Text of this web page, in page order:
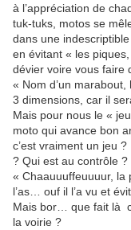
à l’appréciation de
tuk-tuks, motos se
dans une
en évitant « les
dévier voire vous faire
« Nom d’un
3 dimensions, car il
Mais pour nous le «
moto qui avance bon
c’est vraiment un jeu
? Qui est au contrôle ?
« Chaauuuffeuuuur, la
l’as… ouf il l’a vu et
Mais bor… que fait là
la voirie ?